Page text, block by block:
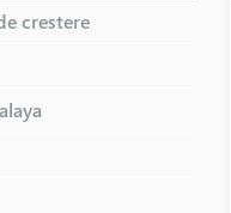
crestere